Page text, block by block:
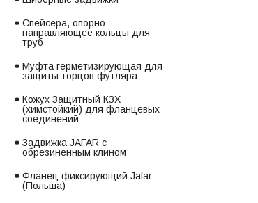
Спейсера, опорно-
направляющее кольцы для
труб
Муфта герметизирующая для
защиты торцов футляра
Кожух Защитный КЗХ
(химстойкий) для фланцевых
соединений
Задвижка JAFAR с
обрезиненным клином
Фланец фиксирующий Jafar
(Польша)